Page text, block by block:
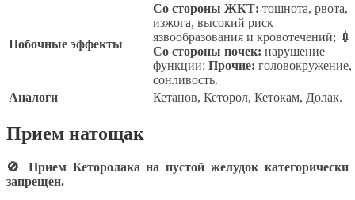
Побочные эффекты
Со стороны ЖКТ: тошнота, рвота,
изжога, высокий риск
язвообразования и кровотечений; 💉
Со стороны почек: нарушение
функции; Прочие: головокружение,
сонливость.
Аналоги
Кетанов, Кеторол, Кетокам, Долак.
Прием натощак
🚫 Прием Кеторолака на пустой желудок категорически
запрещен.